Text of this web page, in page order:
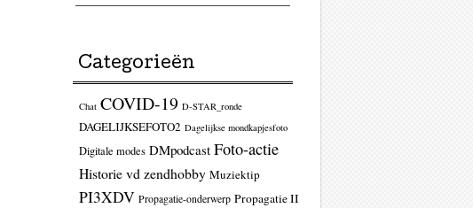
Categorieën
Chat COVID-19 D-STAR_ronde
DAGELIJKSEFOTO2 Dagelijkse mondkapjesfoto
Digitale modes DMpodcast Foto-actie
Historie vd zendhobby Muziektip
PI3XDV Propagatie-onderwerp Propagatie II